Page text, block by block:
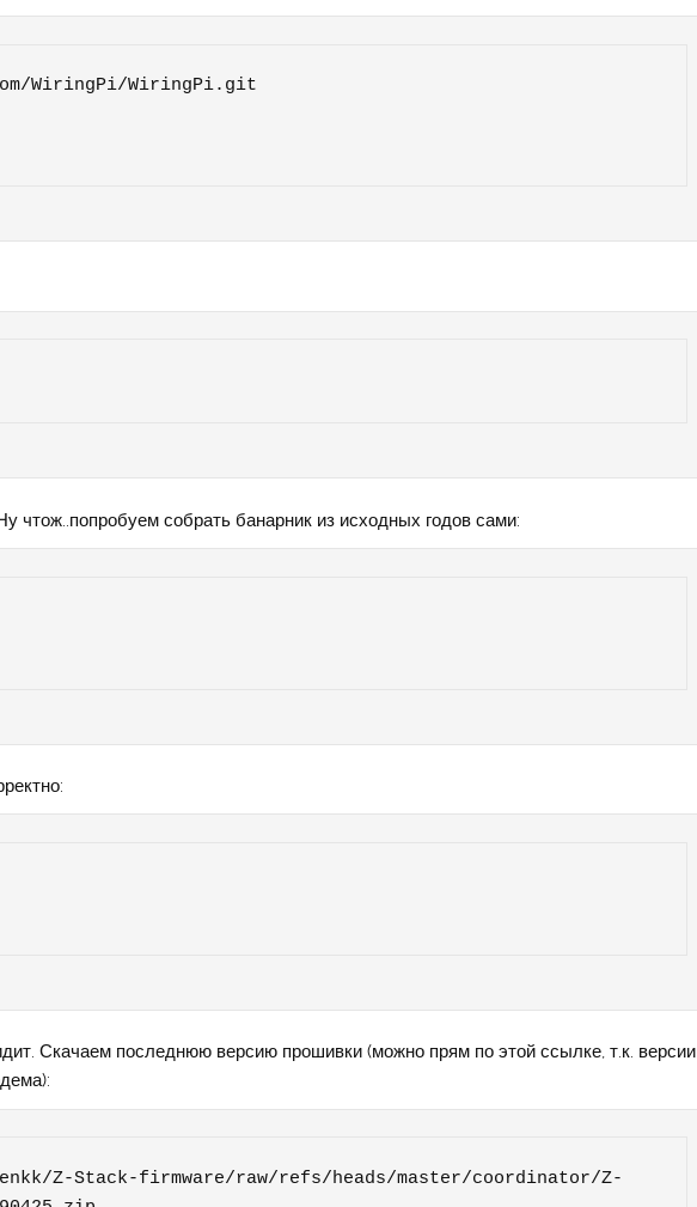
WiringPi/WiringPi.git
чтож..попробуем собрать банарник из исходных годов сами:
Скачаем последнюю версию прошивки (можно прям по этой ссылке, т.к. версии
Z-Stack-firmware/raw/refs/heads/master/coordinator/Z-